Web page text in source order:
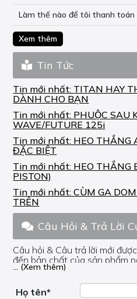
Làm thế nào để tôi thanh toán
Xem thêm
Tin Tức
Tin mới nhất: TITAN HAY
DÀNH CHO BẠN
Tin mới nhất: PHUỘC SAU
WAVE/FUTURE 125i
Tin mới nhất: HEO THẮNG
ĐẶC BIỆT
Tin mới nhất: HEO THẮNG
PISTON)
Tin mới nhất:CÙM GA
TRÊN
Câu Hỏi & Trả Lời
Câu hỏi & Câu trả lời mới
đến bản chất của sản phẩm
nơi hoạt động, liệu nó có hữu
câu hỏi của bạn ở đây mà
... (Xem thêm)
Họ tên*